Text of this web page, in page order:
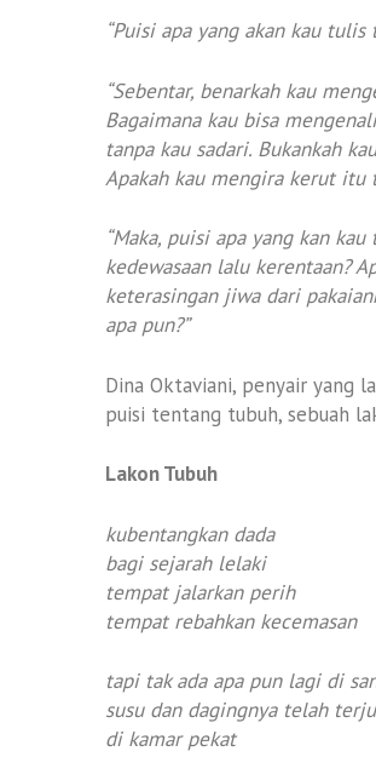
“Puisi apa yang akan kau
“Sebentar, benarkah kau
Bagaimana kau bisa
tanpa kau sadari. Bukankah
Apakah kau mengira kerut
“Maka, puisi apa yang kan
kedewasaan lalu kerentaan?
keterasingan jiwa dari
apa pun?”
Dina Oktaviani, penyair yang
puisi tentang tubuh, sebuah
Lakon Tubuh
kubentangkan dada
bagi sejarah lelaki
tempat jalarkan perih
tempat rebahkan kecemasan
tapi tak ada apa pun lagi di
susu dan dagingnya telah
di kamar pekat